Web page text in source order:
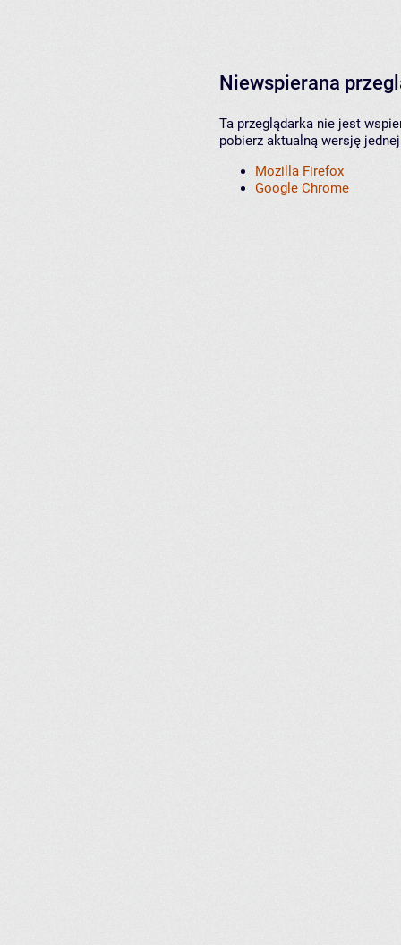
Niewspierana
Ta przeglądarka nie jest
pobierz aktualną wersję
Mozilla Firefox
Google Chrome